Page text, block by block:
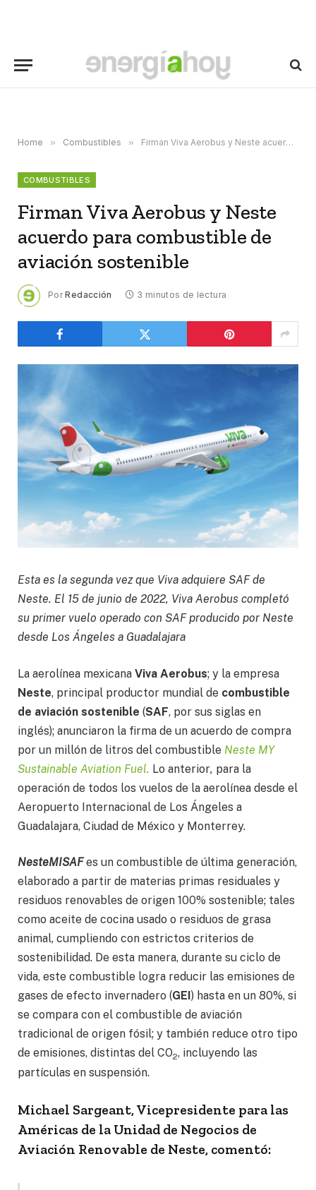
Home » Combustibles » Firman Viva Aerobus y Neste acuerdo para combustible de aviación sostenible
COMBUSTIBLES
Firman Viva Aerobus y Neste
acuerdo para combustible de
aviación sostenible
Por Redacción 3 minutos de lectura
Esta es la segunda vez que Viva adquiere SAF de
Neste. El 15 de junio de 2022, Viva Aerobus completó
su primer vuelo operado con SAF producido por Neste
desde Los Ángeles a Guadalajara
La aerolínea mexicana Viva Aerobus; y la empresa
Neste, principal productor mundial de combustible
de aviación sostenible (SAF, por sus siglas en
inglés); anunciaron la firma de un acuerdo de compra
por un millón de litros del combustible Neste MY
Sustainable Aviation Fuel. Lo anterior, para la
operación de todos los vuelos de la aerolínea desde el
Aeropuerto Internacional de Los Ángeles a
Guadalajara, Ciudad de México y Monterrey.
NesteMISAF es un combustible de última generación,
elaborado a partir de materias primas residuales y
residuos renovables de origen 100% sostenible; tales
como aceite de cocina usado o residuos de grasa
animal, cumpliendo con estrictos criterios de
sostenibilidad. De esta manera, durante su ciclo de
vida, este combustible logra reducir las emisiones de
gases de efecto invernadero (GEI ) hasta en un 80%, si
se compara con el combustible de aviación
tradicional de origen fósil; y también reduce otro tipo
de emisiones, distintas del CO2, incluyendo las
partículas en suspensión.
Michael Sargeant, Vicepresidente para las
Américas de la Unidad de Negocios de
Aviación Renovable de Neste, comentó: